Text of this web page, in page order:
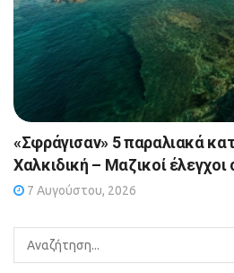
«Σφράγισαν» 5 παραλιακά
Χαλκιδική – Μαζικοί έλεγχοι
7 Αυγούστου, 2026